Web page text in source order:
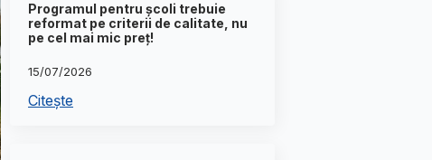
Programul pentru școli trebuie
reformat pe criterii de calitate, nu
pe cel mai mic preț!
15/07/2026
Citește